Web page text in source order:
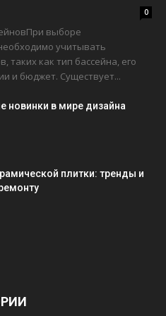
0
выборе
учитывать
таких как тип бассейна, его
и бюджет. Существует...
новинки в мире дизайна
плитки: тренды и